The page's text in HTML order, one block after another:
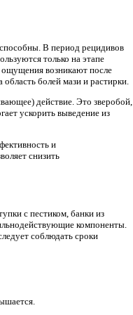
В период рецидивов
только на этапе
ощущения возникают после
болей мази и растирки.
действие. Это зверобой,
ускорить выведение из
и
снизить
с пестиком, банки из
компоненты.
соблюдать сроки